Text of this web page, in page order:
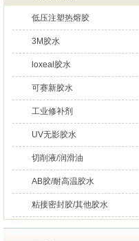
低压注塑热熔胶
3M胶水
loxeal胶水
可赛新胶水
工业修补剂
UV无影胶水
切削液/润滑油
AB胶/耐高温胶水
粘接密封胶/其他胶水